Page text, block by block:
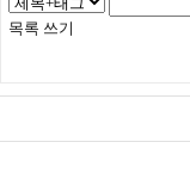
목록 쓰기